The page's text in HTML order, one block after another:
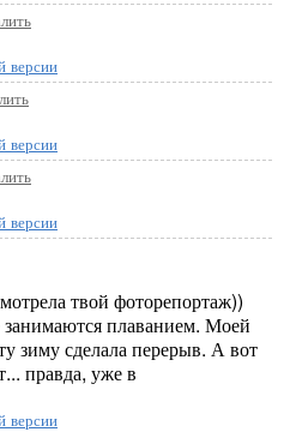
версии
версии
версии
твой фоторепортаж))
плаванием. Моей
зиму сделала перерыв. А вот
правда, уже в
версии